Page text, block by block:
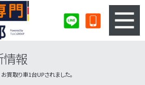
定
情報
お買取り車1台UPされました。